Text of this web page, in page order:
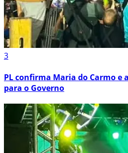
3
PL confirma Maria do Carmo e
para o Governo